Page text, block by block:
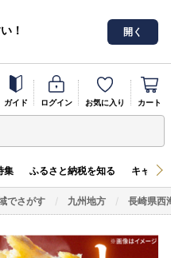
！
開く
ガイド ログイン お気に入り カート
集 ふるさと納税を知る キャン
でさがす 九州地方 長崎県西